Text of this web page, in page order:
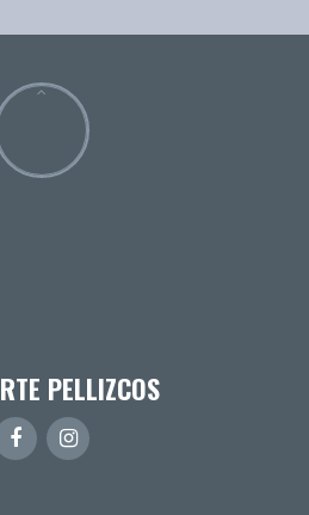
PELLIZCOS